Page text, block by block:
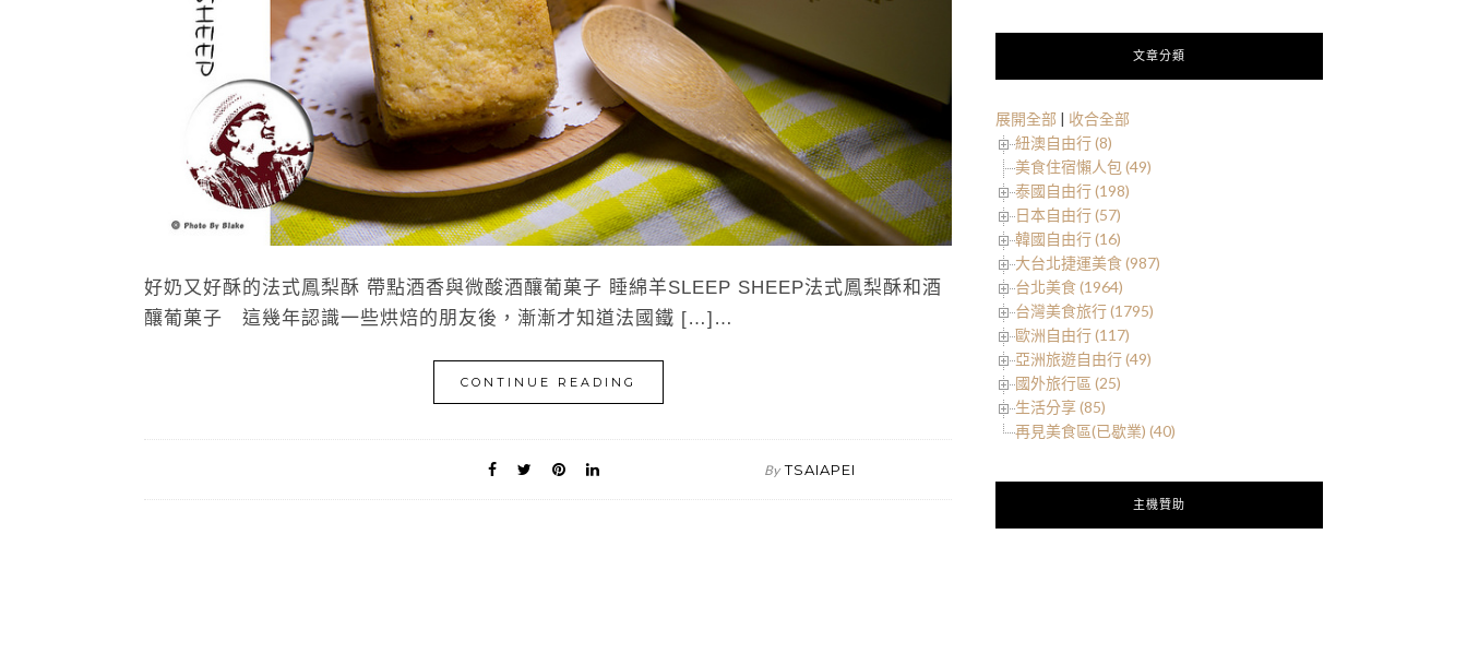
好奶又好酥的法式鳳梨酥 帶點酒香與微酸酒釀葡菓子 睡綿羊SLEEP SHEEP法式鳳梨酥和酒
釀葡菓子 這幾年認識一些烘焙的朋友後，漸漸才知道法國鐵 […]…
CONTINUE READING
By TSAIAPEI
文章分類
展開全部 | 收合全部
紐澳自由行 (8)
美食住宿懶人包 (49)
泰國自由行 (198)
日本自由行 (57)
韓國自由行 (16)
大台北捷運美食 (987)
台北美食 (1964)
台灣美食旅行 (1795)
歐洲自由行 (117)
亞洲旅遊自由行 (49)
國外旅行區 (25)
生活分享 (85)
再見美食區(已歇業) (40)
主機贊助